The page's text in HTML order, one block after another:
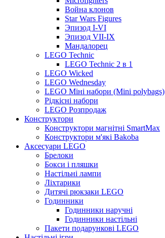
Война клонов
Star Wars Figures
Эпизод I-VI
Эпизод VII-IX
Мандалорец
LEGO Technic
LEGO Technic 2 в 1
LEGO Wicked
LEGO Wednesday
LEGO Міні набори (Mini polybags)
Рідкісні набори
LEGO Розпродаж
Конструктори
Конструктори магнітні SmartMax
Конструктори м'які Bakoba
Аксесуари LEGO
Брелоки
Бокси і пляшки
Настільні лампи
Ліхтарики
Дитячі рюкзаки LEGO
Годинники
Годинники наручні
Годинники настільні
Пакети подарункові LEGO